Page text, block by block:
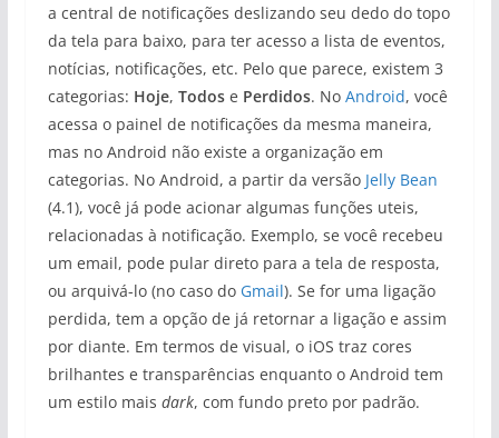
a central de notificações deslizando seu dedo do topo
da tela para baixo, para ter acesso a lista de eventos,
notícias, notificações, etc. Pelo que parece, existem 3
categorias: Hoje, Todose Perdidos. No Android, você
acessa o painel de notificações da mesma maneira,
mas no Android não existe a organização em
categorias. No Android, a partir da versão Jelly Bean
(4.1), você já pode acionar algumas funções uteis,
relacionadas à notificação. Exemplo, se você recebeu
um email, pode pular direto para a tela de resposta,
ou arquivá-lo (no caso do Gmail). Se for uma ligação
perdida, tem a opção de já retornar a ligação e assim
por diante. Em termos de visual, o iOS traz cores
brilhantes e transparências enquanto o Android tem
um estilo mais dark, com fundo preto por padrão.